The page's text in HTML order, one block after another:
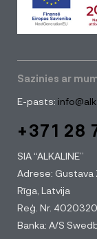
Sazinies ar
E-pasts:
+371 28
SIA “ALKALINE”
Adrese: Gustava
Rīga, Latvija
Reģ. Nr.
Banka: A/S